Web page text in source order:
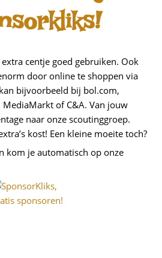
centje goed gebruiken. Ook
door online te shoppen via
bijvoorbeeld bij bol.com,
of C&A. Van jouw
naar onze scoutinggroep.
kost! Een kleine moeite toch?
kom je automatisch op onze